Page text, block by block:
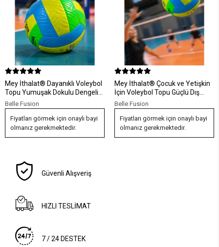
Mey İthalat® Dayanıklı Voleybol
Topu Yumuşak Dokulu Dengeli
Sekme Yapısı
Belle Fusion
Fiyatları görmek için onaylı bayi
olmanız gerekmektedir.
Mey İthalat® Çocuk ve Yetişkin
İçin Voleybol Topu Güçlü Dış
Kaplama Tasarımı
Belle Fusion
Fiyatları görmek için onaylı bayi
olmanız gerekmektedir.
Güvenli Alışveriş
HIZLI TESLİMAT
7 / 24 DESTEK